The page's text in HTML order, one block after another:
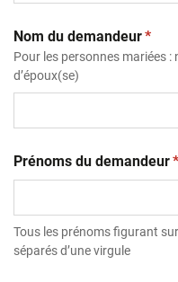
Nom du demandeur*
Pour les personnes mariées
d’époux(se)
Prénoms du demandeur*
Tous les prénoms figurant
séparés d’une virgule